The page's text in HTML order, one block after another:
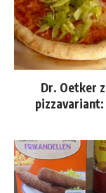
Dr. Oetker
pizzavariant: